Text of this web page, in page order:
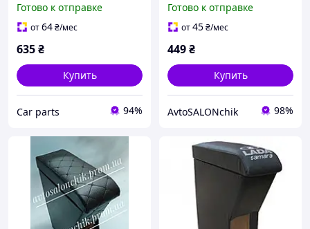
Готово к отправке
от64₴/мес
635₴
Купить
Сar parts 94%
Готово к отправке
от45₴/мес
449₴
Купить
AvtoSALONchik 98%